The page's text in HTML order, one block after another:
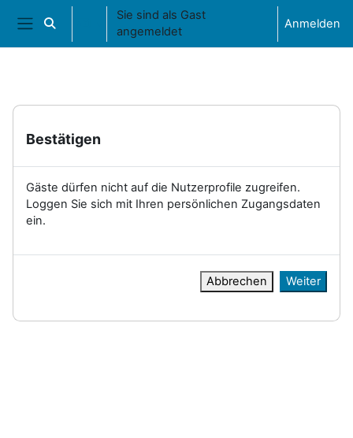
Zum Hauptinhalt
Website-Übersicht
Sucheingabe umschalten
Sie sind als Gast
angemeldet
Anmelden
Bestätigen
Gäste dürfen nicht auf die Nutzerprofile zugreifen.
Loggen Sie sich mit Ihren persönlichen Zugangsdaten
ein.
Abbrechen Weiter